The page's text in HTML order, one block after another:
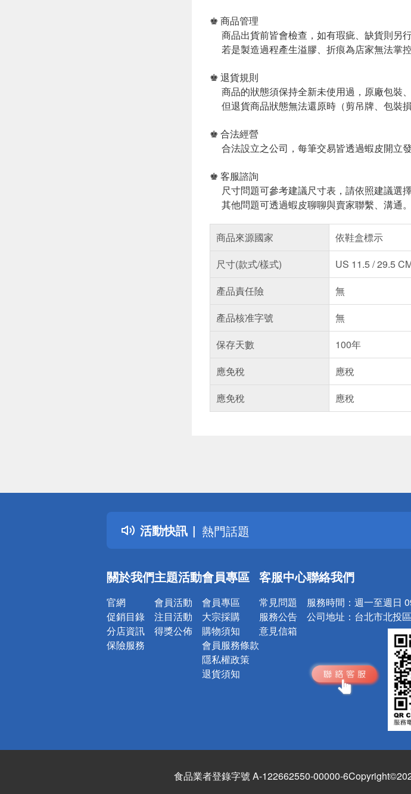
♚ 商品管理
商品出貨前皆會檢查，如有瑕疵、缺貨則另行
若是製造過程產生溢膠、折痕為店家無法掌控
♚ 退貨規則
商品的狀態須保持全新未使用過，原廠包裝
但退貨商品狀態無法還原時（剪吊牌、包裝
♚ 合法經營
合法設立之公司，每筆交易皆透過蝦皮開立發
♚ 客服諮詢
尺寸問題可參考建議尺寸表，請依照建議選擇
其他問題可透過蝦皮聊聊與賣家聯繫、溝通。
商品來源國家
依鞋盒標示
尺寸(款式/樣式)
US 11.5 / 29.5
產品責任險
無
產品核准字號
無
保存天數
100年
應免稅
應稅
應免稅
應稅
活動快訊
詐騙網頁！請小心！
得獎公告
熱門話題
銀行優惠
詐騙網頁！請小心！
關於我們
官網
促銷目錄
分店資訊
保險服務
主題活動
會員活動
注目活動
得獎公佈
會員專區
會員專區
大宗採購
購物須知
會員服務條款
隱私權政策
退貨須知
客服中心
常見問題
服務公告
意見信箱
聯絡我們
服務時間： 週一至週日
公司地址： 台北市北投
食品業者登錄字號 A-122662550-00000-6